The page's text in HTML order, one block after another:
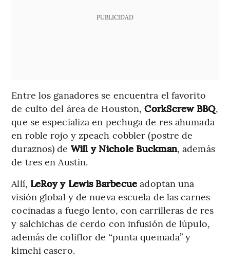
PUBLICIDAD
Entre los ganadores se encuentra el favorito
de culto del área de Houston,CorkScrew BBQ,
que se especializa en pechuga de res ahumada
en roble rojo y zpeach cobbler (postre de
duraznos) de Will y Nichole Buckman, además
de tres en Austin.
Allí, LeRoy y Lewis Barbecue adoptan una
visión global y de nueva escuela de las carnes
cocinadas a fuego lento, con carrilleras de res
y salchichas de cerdo con infusión de lúpulo,
además de coliflor de “punta quemada” y
kimchi casero.